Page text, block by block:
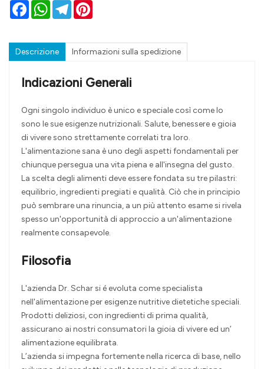
FacebookWhatsAppTelegram
Descrizione Informazioni sulla spedizione
Indicazioni Generali
Ogni singolo individuo è unico e speciale così come lo
sono le sue esigenze nutrizionali. Salute, benessere e gioia
di vivere sono strettamente correlati tra loro.
L'alimentazione sana è uno degli aspetti fondamentali per
chiunque persegua una vita piena e all'insegna del gusto.
La scelta degli alimenti deve essere fondata su tre pilastri:
equilibrio, ingredienti pregiati e qualità. Ciò che in principio
può sembrare una rinuncia, a un più attento esame si rivela
spesso un'opportunità di approccio a un'alimentazione
realmente consapevole.
Filosofia
L'azienda Dr. Schar si é evoluta come specialista
nell'alimentazione per esigenze nutritive dietetiche speciali.
Prodotti deliziosi, con ingredienti di prima qualità,
assicurano ai nostri consumatori la gioia di vivere ed un’
alimentazione equilibrata.
L’azienda si impegna fortemente nella ricerca di base, nello